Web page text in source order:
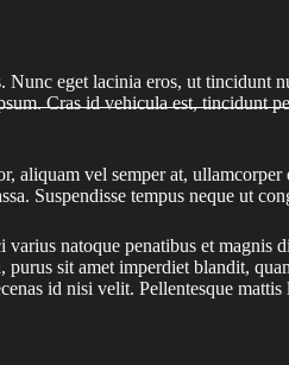
eget lacinia eros, ut tincidunt
Cras id vehicula est, tincidunt
aliquam vel semper at,
Suspendisse tempus neque ut
natoque penatibus et magnis
sit amet imperdiet blandit,
id nisi velit. Pellentesque